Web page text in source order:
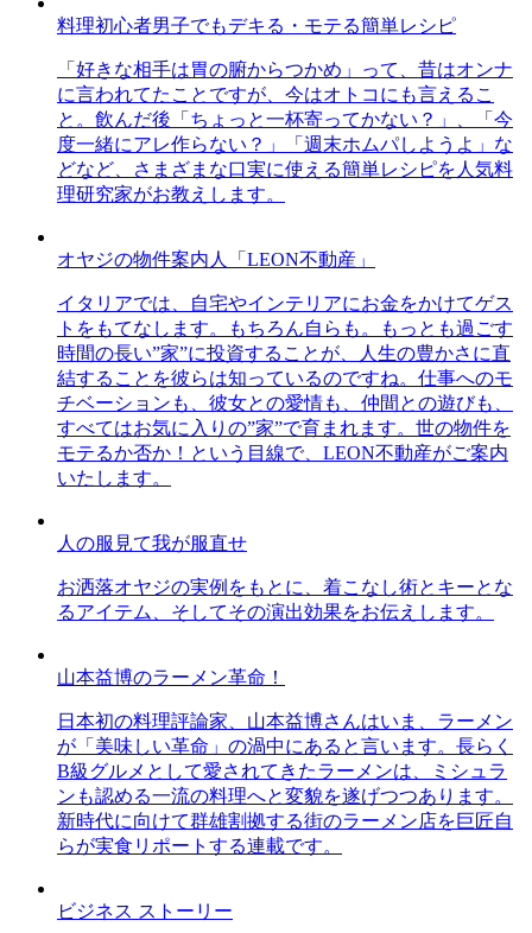
料理初心者男子でもデキる・モテる簡単レシピ
「好きな相手は胃の腑からつかめ」って、昔はオンナ
に言われてたことですが、今はオトコにも言えるこ
と。飲んだ後「ちょっと一杯寄ってかない？」、「今
度一緒にアレ作らない？」「週末ホムパしようよ」な
どなど、さまざまな口実に使える簡単レシピを人気料
理研究家がお教えします。
オヤジの物件案内人「LEON不動産」
イタリアでは、自宅やインテリアにお金をかけてゲス
トをもてなします。もちろん自らも。もっとも過ごす
時間の長い”家”に投資することが、人生の豊かさに直
結することを彼らは知っているのですね。仕事へのモ
チベーションも、彼女との愛情も、仲間との遊びも、
すべてはお気に入りの”家”で育まれます。世の物件を
モテるか否か！という目線で、LEON不動産がご案内
いたします。
人の服見て我が服直せ
お洒落オヤジの実例をもとに、着こなし術とキーとな
るアイテム、そしてその演出効果をお伝えします。
山本益博のラーメン革命！
日本初の料理評論家、山本益博さんはいま、ラーメン
が「美味しい革命」の渦中にあると言います。長らく
B級グルメとして愛されてきたラーメンは、ミシュラ
ンも認める一流の料理へと変貌を遂げつつあります。
新時代に向けて群雄割拠する街のラーメン店を巨匠自
らが実食リポートする連載です。
ビジネス ストーリー